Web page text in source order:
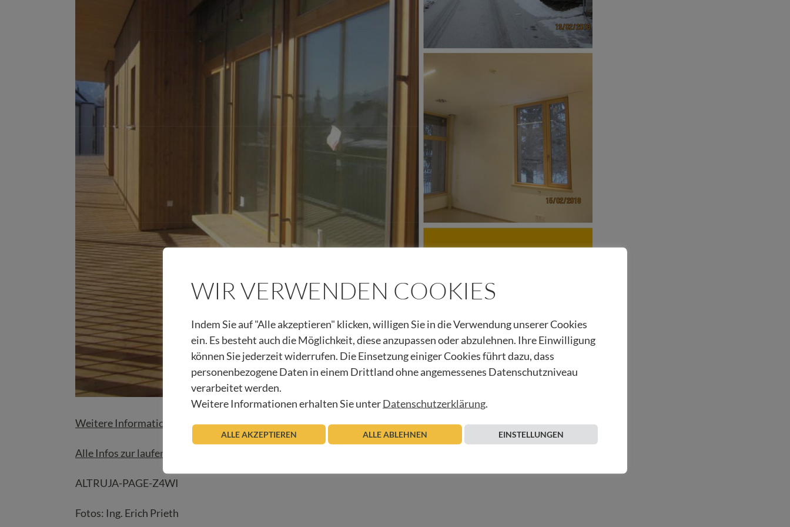
Weitere Informationen zum Hospizhaus Tirol erhalten Sie hier!
Alle Infos zur laufenden Spendenaktion erhalten Sie hier!
ALTRUJA-PAGE-Z4WI
Fotos: Ing. Erich Prieth
WIR VERWENDEN COOKIES
Indem Sie auf "Alle akzeptieren" klicken, willigen Sie in die Verwendung unserer Cookies
ein. Es besteht auch die Möglichkeit, diese anzupassen oder abzulehnen. Ihre Einwilligung
können Sie jederzeit widerrufen. Die Einsetzung einiger Cookies führt dazu, dass
personenbezogene Daten in einem Drittland ohne angemessenes Datenschutzniveau
verarbeitet werden.
Weitere Informationen erhalten Sie unterDatenschutzerklärung
ALLE AKZEPTIEREN ALLE ABLEHNEN EINSTELLUNGEN